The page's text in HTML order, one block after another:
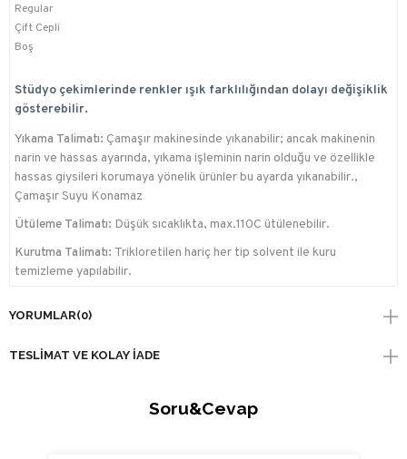
Regular
Çift Cepli
Boş
Stüdyo çekimlerinde renkler ışık farklılığından dolayı değişiklik
gösterebilir.
Yıkama Talimatı: Çamaşır makinesinde yıkanabilir; ancak makinenin
narin ve hassas ayarında, yıkama işleminin narin olduğu ve özellikle
hassas giysileri korumaya yönelik ürünler bu ayarda yıkanabilir.,
Çamaşır Suyu Konamaz
Ütüleme Talimatı: Düşük sıcaklıkta, max.110C ütülenebilir.
Kurutma Talimatı: Trikloretilen hariç her tip solvent ile kuru
temizleme yapılabilir.
YORUMLAR(0)
TESLIMAT VE KOLAY İADE
Soru&Cevap